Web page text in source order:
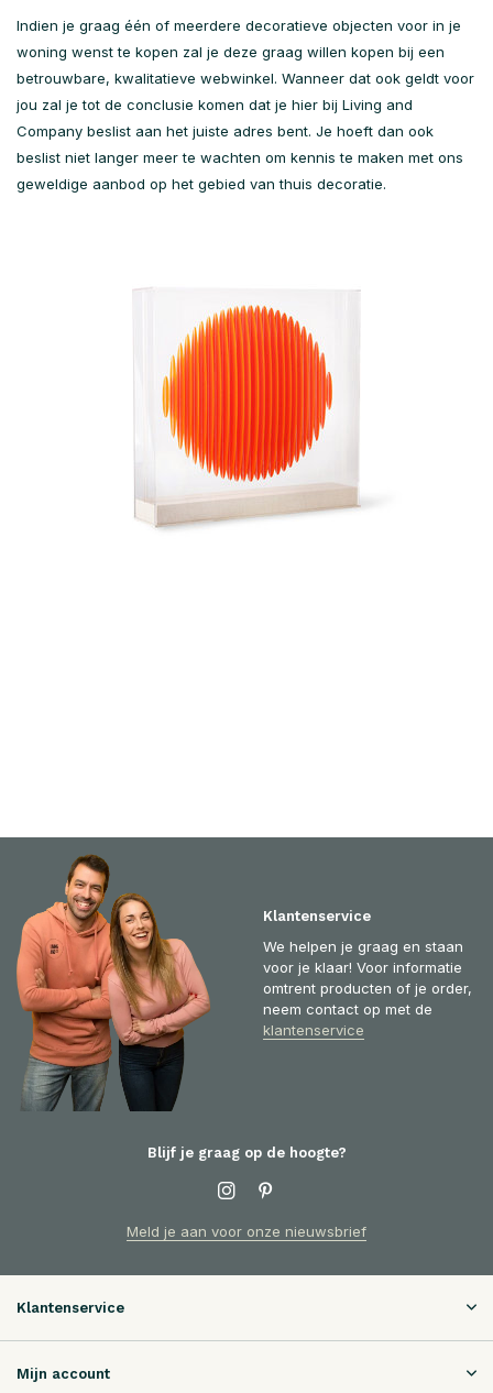
Indien je graag één of meerdere decoratieve objecten voor in je
woning wenst te kopen zal je deze graag willen kopen bij een
betrouwbare, kwalitatieve webwinkel. Wanneer dat ook geldt voor
jou zal je tot de conclusie komen dat je hier bij Living and
Company beslist aan het juiste adres bent. Je hoeft dan ook
beslist niet langer meer te wachten om kennis te maken met ons
geweldige aanbod op het gebied van thuis decoratie.
Klantenservice
We helpen je graag en staan
voor je klaar! Voor informatie
omtrent producten of je order,
neem contact op met de
klantenservice
Blijf je graag op de hoogte?
Meld je aan voor onze nieuwsbrief
Klantenservice
Mijn account